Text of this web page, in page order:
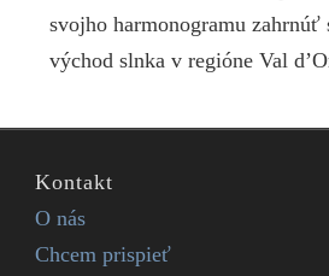
svojho harmonogramu zahrnúť
východ slnka v regióne Val
Kontakt
O nás
Chcem prispieť